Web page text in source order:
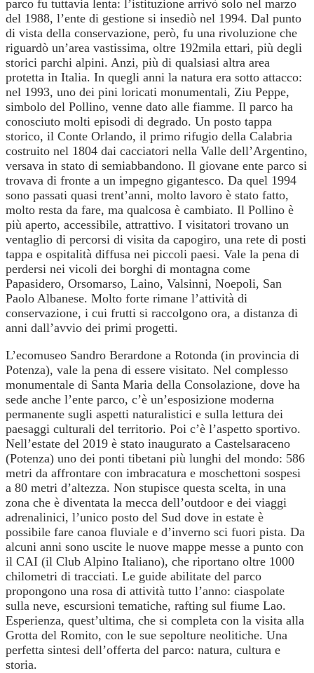
parco fu tuttavia lenta: l’istituzione arrivò solo nel marzo
del 1988, l’ente di gestione si insediò nel 1994. Dal punto
di vista della conservazione, però, fu una rivoluzione che
riguardò un’area vastissima, oltre 192mila ettari, più degli
storici parchi alpini. Anzi, più di qualsiasi altra area
protetta in Italia. In quegli anni la natura era sotto attacco:
nel 1993, uno dei pini loricati monumentali, Ziu Peppe,
simbolo del Pollino, venne dato alle fiamme. Il parco ha
conosciuto molti episodi di degrado. Un posto tappa
storico, il Conte Orlando, il primo rifugio della Calabria
costruito nel 1804 dai cacciatori nella Valle dell’Argentino,
versava in stato di semiabbandono. Il giovane ente parco si
trovava di fronte a un impegno gigantesco. Da quel 1994
sono passati quasi trent’anni, molto lavoro è stato fatto,
molto resta da fare, ma qualcosa è cambiato. Il Pollino è
più aperto, accessibile, attrattivo. I visitatori trovano un
ventaglio di percorsi di visita da capogiro, una rete di posti
tappa e ospitalità diffusa nei piccoli paesi. Vale la pena di
perdersi nei vicoli dei borghi di montagna come
Papasidero, Orsomarso, Laino, Valsinni, Noepoli, San
Paolo Albanese. Molto forte rimane l’attività di
conservazione, i cui frutti si raccolgono ora, a distanza di
anni dall’avvio dei primi progetti.
L’ecomuseo Sandro Berardone a Rotonda (in provincia di
Potenza), vale la pena di essere visitato. Nel complesso
monumentale di Santa Maria della Consolazione, dove ha
sede anche l’ente parco, c’è un’esposizione moderna
permanente sugli aspetti naturalistici e sulla lettura dei
paesaggi culturali del territorio. Poi c’è l’aspetto sportivo.
Nell’estate del 2019 è stato inaugurato a Castelsaraceno
(Potenza) uno dei ponti tibetani più lunghi del mondo: 586
metri da affrontare con imbracatura e moschettoni sospesi
a 80 metri d’altezza. Non stupisce questa scelta, in una
zona che è diventata la mecca dell’outdoor e dei viaggi
adrenalinici, l’unico posto del Sud dove in estate è
possibile fare canoa fluviale e d’inverno sci fuori pista. Da
alcuni anni sono uscite le nuove mappe messe a punto con
il CAI (il Club Alpino Italiano), che riportano oltre 1000
chilometri di tracciati. Le guide abilitate del parco
propongono una rosa di attività tutto l’anno: ciaspolate
sulla neve, escursioni tematiche, rafting sul fiume Lao.
Esperienza, quest’ultima, che si completa con la visita alla
Grotta del Romito, con le sue sepolture neolitiche. Una
perfetta sintesi dell’offerta del parco: natura, cultura e
storia.